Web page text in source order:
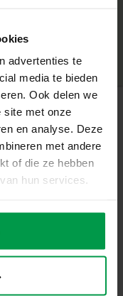
advertenties te
media te bieden
Ook delen we
site met onze
en analyse. Deze
met andere
of die ze hebben
hun services.
coördinatie
en maak je
ontwerp?
opnieuw. Zo
en duurzaam
Minimale
2+